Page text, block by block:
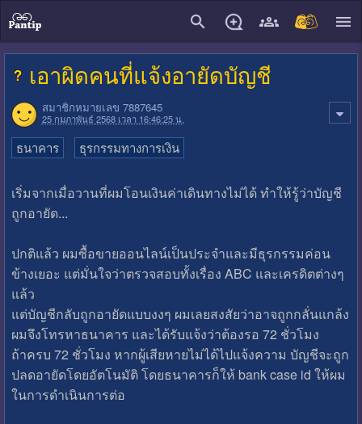
เอาผิดคนที่แจ้งอายัดบัญชี
สมาชิกหมายเลข 7887645
25 กุมภาพันธ์ 2568 เวลา 16:46:25 น.
ธนาคาร ธุรกรรมทางการเงิน
เริ่มจากเมื่อวานที่ผมโอนเงินค่าเดินทางไม่ได้ ทำให้รู้ว่าบัญชี
ถูกอายัด...
ปกติแล้ว ผมซื้อขายออนไลน์เป็นประจำและมีธุรกรรมค่อน
ข้างเยอะ แต่มั่นใจว่าตรวจสอบทั้งเรื่อง ABC และเครดิตต่างๆ
แล้ว
แต่บัญชีกลับถูกอายัดแบบงงๆ ผมเลยสงสัยว่าอาจถูกกลั่นแกล้ง
ผมจึงโทรหาธนาคาร และได้รับแจ้งว่าต้องรอ 72 ชั่วโมง
ถ้าครบ 72 ชั่วโมง หากผู้เสียหายไม่ได้ไปแจ้งความ บัญชีจะถูก
ปลดอายัดโดยอัตโนมัติ โดยธนาคารก็ให้ bank case id ให้ผม
ในการดำเนินการต่อ
close